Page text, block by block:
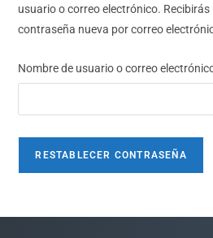
usuario o correo electrónico.
contraseña nueva por correo
Nombre de usuario o correo
RESTABLECER CONTRASEÑA